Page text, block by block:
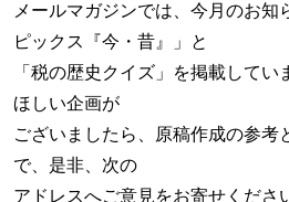
メールマガジンでは、今月のお知
ピックス『今・昔』」と
「税の歴史クイズ」を掲載して
ほしい企画が
ございましたら、原稿作成の参考
で、是非、次の
アドレスへご意見をお寄せくださ